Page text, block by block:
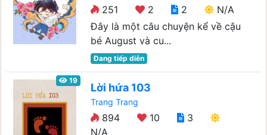
251 2 2
N/A
Đây là một câu chuyện kể về cậu
bé August và cu...
Đang tiếp diễn
19
Lời hứa 103
Trang Trang
894 10
3
N/A